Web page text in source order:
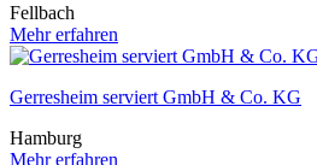
Fellbach
Mehr erfahren
Gerresheim serviert GmbH & Co. KG
Hamburg
Mehr erfahren